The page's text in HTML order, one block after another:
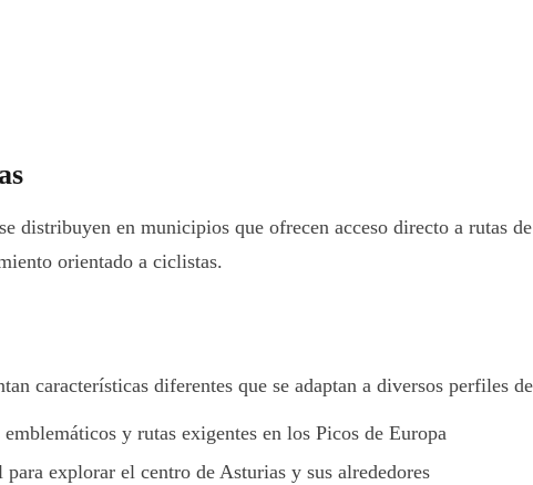
distribuyen en municipios que ofrecen acceso directo a rutas
orientado a ciclistas.
características diferentes que se adaptan a diversos perfiles
y rutas exigentes en los Picos de Europa
explorar el centro de Asturias y sus alrededores